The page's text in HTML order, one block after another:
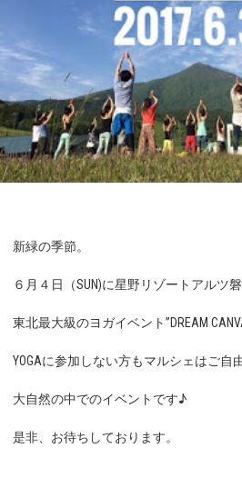
新緑の季節。
６月４日（SUN)に星野リゾートアルツ
東北最大級のヨガイベント”DREAM
YOGAに参加しない方もマルシェはご自
大自然の中でのイベントです♪
是非、お待ちしております。